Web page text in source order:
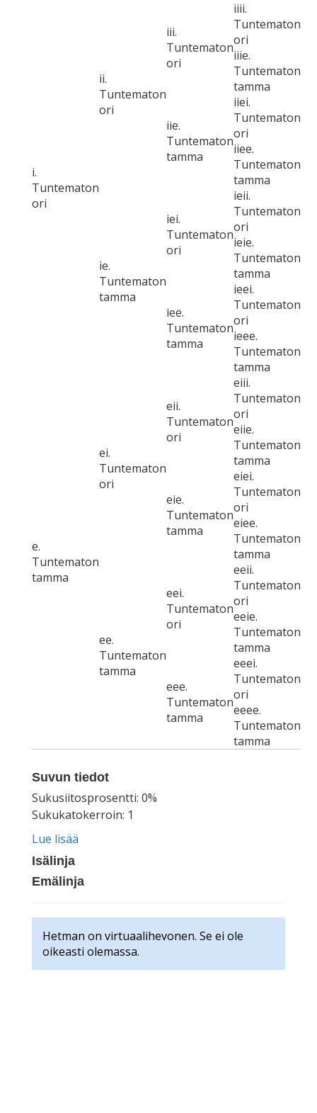
i.
Tuntematon
ori
ii.
Tuntematon
ori
iii.
Tuntematon
ori
iiii.
Tuntematon
ori
iiie.
Tuntematon
tamma
iie.
Tuntematon
tamma
iiei.
Tuntematon
ori
iiee.
Tuntematon
tamma
ie.
Tuntematon
tamma
iei.
Tuntematon
ori
ieii.
Tuntematon
ori
ieie.
Tuntematon
tamma
iee.
Tuntematon
tamma
ieei.
Tuntematon
ori
ieee.
Tuntematon
tamma
e.
Tuntematon
tamma
ei.
Tuntematon
ori
eii.
Tuntematon
ori
eiii.
Tuntematon
ori
eiie.
Tuntematon
tamma
eie.
Tuntematon
tamma
eiei.
Tuntematon
ori
eiee.
Tuntematon
tamma
ee.
Tuntematon
tamma
eei.
Tuntematon
ori
eeii.
Tuntematon
ori
eeie.
Tuntematon
tamma
eee.
Tuntematon
tamma
eeei.
Tuntematon
ori
eeee.
Tuntematon
tamma
Suvun tiedot
Sukusiitosprosentti: 0%
Sukukatokerroin: 1
Lue lisää
Isälinja
Emälinja
Hetman on virtuaalihevonen. Se ei ole
oikeasti olemassa.